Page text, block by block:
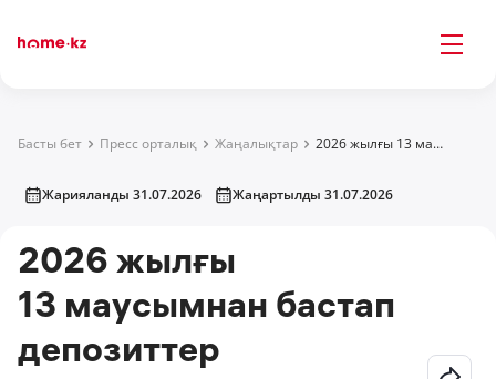
Басты бет Пресс орталық Жаңалықтар 2026 жылғы 13 маусымнан бастап депозиттер мен депозиттік сертификаттар бойынша енгізілетін өзгерістер
Жарияланды 31.07.2026 Жаңартылды 31.07.2026
2026 жылғы
13 маусымнан бастап
депозиттер